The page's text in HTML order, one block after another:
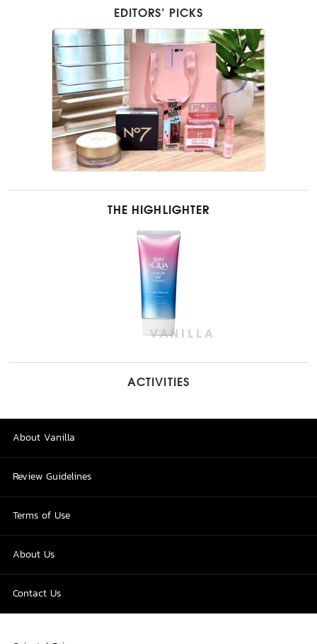
EDITORS’ PICKS
THE HIGHLIGHTER
ACTIVITIES
About Vanilla
Review Guidelines
Terms of Use
About Us
Contact Us